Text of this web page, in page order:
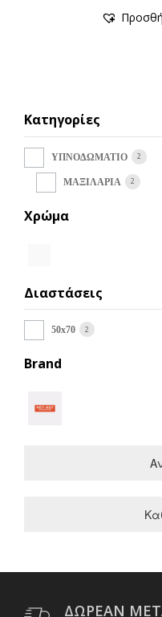
Κατηγορίες
ΥΠΝΟΔΩΜΑΤΙΟ 2
ΜΑΞΙΛΑΡΙΑ 2
Χρώμα
Διαστάσεις
50x70 2
Brand
ΔΩΡΕΑΝ